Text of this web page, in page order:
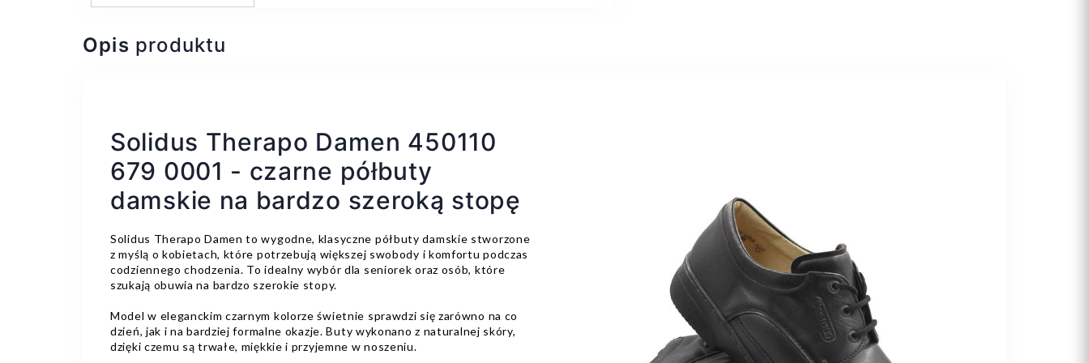
Opis produktu
Solidus Therapo Damen 450110
679 0001 - czarne półbuty
damskie na bardzo szeroką stopę
Solidus Therapo Damen to wygodne, klasyczne półbuty damskie stworzone
z myślą o kobietach, które potrzebują większej swobody i komfortu podczas
codziennego chodzenia. To idealny wybór dla seniorek oraz osób, które
szukają obuwia na bardzo szerokie stopy.
Model w eleganckim czarnym kolorze świetnie sprawdzi się zarówno na co
dzień, jak i na bardziej formalne okazje. Buty wykonano z naturalnej skóry,
dzięki czemu są trwałe, miękkie i przyjemne w noszeniu.